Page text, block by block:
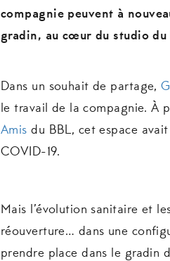
compagnie peuvent à
gradin, au cœur du studio
Dans un souhait de partage,
le travail de la compagnie. À
Amis du BBL, cet espace
COVID-19.
Mais l’évolution sanitaire et
réouverture… dans une
prendre place dans le gradin